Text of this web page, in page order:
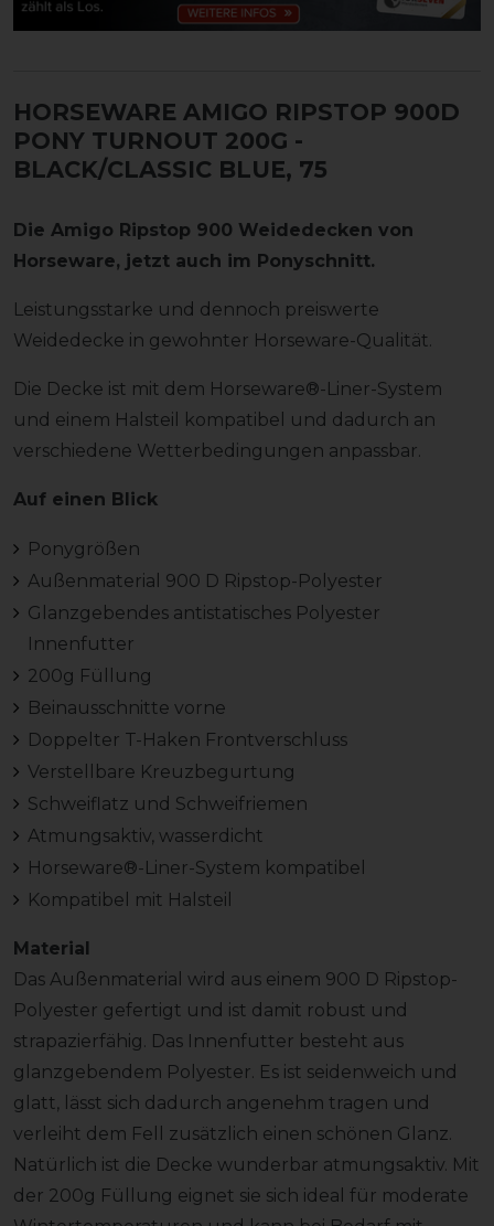
HORSEWARE AMIGO RIPSTOP 900D
PONY TURNOUT 200G -
BLACK/CLASSIC BLUE, 75
Die Amigo Ripstop 900 Weidedecken von
Horseware, jetzt auch im Ponyschnitt.
Leistungsstarke und dennoch preiswerte
Weidedecke in gewohnter Horseware-Qualität.
Die Decke ist mit dem Horseware®-Liner-System
und einem Halsteil kompatibel und dadurch an
verschiedene Wetterbedingungen anpassbar.
Auf einen Blick
Ponygrößen
Außenmaterial 900 D Ripstop-Polyester
Glanzgebendes antistatisches Polyester
Innenfutter
200g Füllung
Beinausschnitte vorne
Doppelter T-Haken Frontverschluss
Verstellbare Kreuzbegurtung
Schweiflatz und Schweifriemen
Atmungsaktiv, wasserdicht
Horseware®-Liner-System kompatibel
Kompatibel mit Halsteil
Material
Das Außenmaterial wird aus einem 900 D Ripstop-
Polyester gefertigt und ist damit robust und
strapazierfähig. Das Innenfutter besteht aus
glanzgebendem Polyester. Es ist seidenweich und
glatt, lässt sich dadurch angenehm tragen und
verleiht dem Fell zusätzlich einen schönen Glanz.
Natürlich ist die Decke wunderbar atmungsaktiv. Mit
der 200g Füllung eignet sie sich ideal für moderate